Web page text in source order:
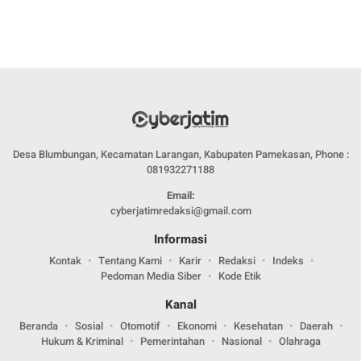
Desa Blumbungan, Kecamatan Larangan, Kabupaten Pamekasan, Phone :
081932271188
Email:
cyberjatimredaksi@gmail.com
Informasi
Kontak Tentang Kami Karir Redaksi
Indeks
Pedoman Media Siber
Kode Etik
Kanal
Beranda Sosial Otomotif Ekonomi Kesehatan
Daerah
Hukum & Kriminal
Pemerintahan Nasional Olahraga